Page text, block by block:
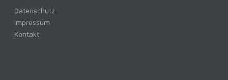
Datenschutz
Impressum
Kontakt